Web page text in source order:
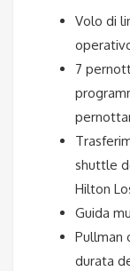
Volo di
7
shuttle
Hilton
Guida
Pullman
durata